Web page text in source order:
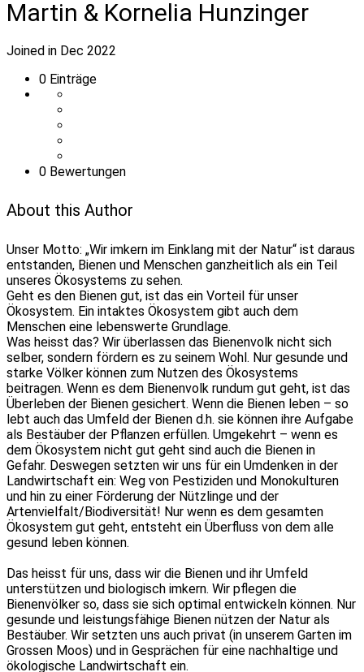
Martin & Kornelia Hunzinger
Joined in Dec 2022
0 Einträge
0 Bewertungen
About this Author
Unser Motto: „Wir imkern im Einklang mit der Natur“ ist daraus
entstanden, Bienen und Menschen ganzheitlich als ein Teil
unseres Ökosystems zu sehen.
Geht es den Bienen gut, ist das ein Vorteil für unser
Ökosystem. Ein intaktes Ökosystem gibt auch dem
Menschen eine lebenswerte Grundlage.
Was heisst das? Wir überlassen das Bienenvolk nicht sich
selber, sondern fördern es zu seinem Wohl. Nur gesunde und
starke Völker können zum Nutzen des Ökosystems
beitragen. Wenn es dem Bienenvolk rundum gut geht, ist das
Überleben der Bienen gesichert. Wenn die Bienen leben – so
lebt auch das Umfeld der Bienen d.h. sie können ihre Aufgabe
als Bestäuber der Pflanzen erfüllen. Umgekehrt – wenn es
dem Ökosystem nicht gut geht sind auch die Bienen in
Gefahr. Deswegen setzten wir uns für ein Umdenken in der
Landwirtschaft ein: Weg von Pestiziden und Monokulturen
und hin zu einer Förderung der Nützlinge und der
Artenvielfalt/Biodiversität! Nur wenn es dem gesamten
Ökosystem gut geht, entsteht ein Überfluss von dem alle
gesund leben können.
Das heisst für uns, dass wir die Bienen und ihr Umfeld
unterstützen und biologisch imkern. Wir pflegen die
Bienenvölker so, dass sie sich optimal entwickeln können. Nur
gesunde und leistungsfähige Bienen nützen der Natur als
Bestäuber. Wir setzten uns auch privat (in unserem Garten im
Grossen Moos) und in Gesprächen für eine nachhaltige und
ökologische Landwirtschaft ein.